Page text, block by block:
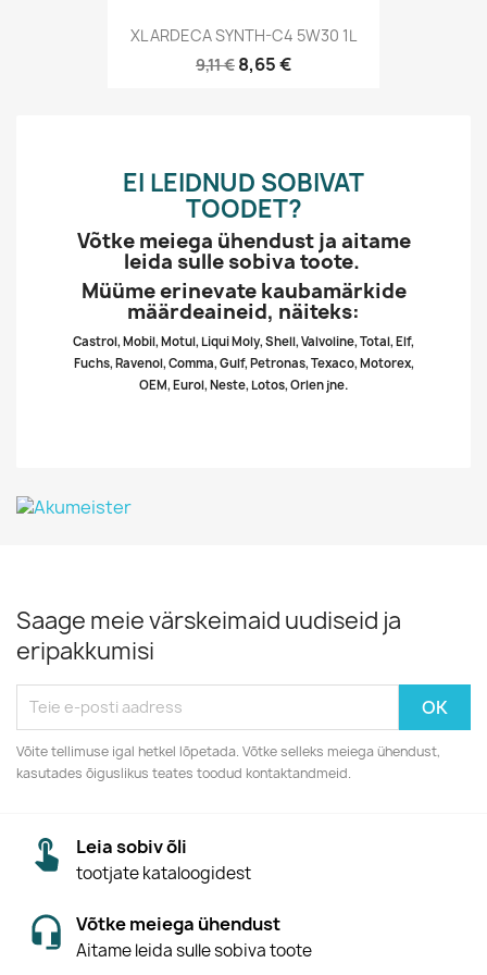
XL ARDECA SYNTH-C4 5W30 1L
9,11 € 8,65 €
EI LEIDNUD SOBIVAT
TOODET?
Võtke meiega ühendust ja aitame
leida sulle sobiva toote.
Müüme erinevate kaubamärkide
määrdeaineid, näiteks:
Castrol, Mobil, Motul, Liqui Moly, Shell, Valvoline, Total, Elf,
Fuchs, Ravenol, Comma, Gulf, Petronas, Texaco, Motorex,
OEM, Eurol, Neste, Lotos, Orlen jne.
Saage meie värskeimaid uudiseid ja
eripakkumisi
Võite tellimuse igal hetkel lõpetada. Võtke selleks meiega ühendust,
kasutades õiguslikus teates toodud kontaktandmeid.
Leia sobiv õli
tootjate kataloogidest
Võtke meiega ühendust
Aitame leida sulle sobiva toote